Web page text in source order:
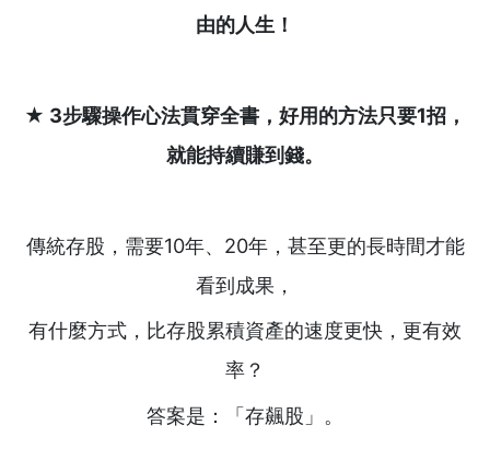
由的人生！
★ 3步驟操作心法貫穿全書，好用的方法只要1招，
就能持續賺到錢。
傳統存股，需要10年、20年，甚至更的長時間才能
看到成果，
有什麼方式，比存股累積資產的速度更快，更有效
率？
答案是：「存飆股」。